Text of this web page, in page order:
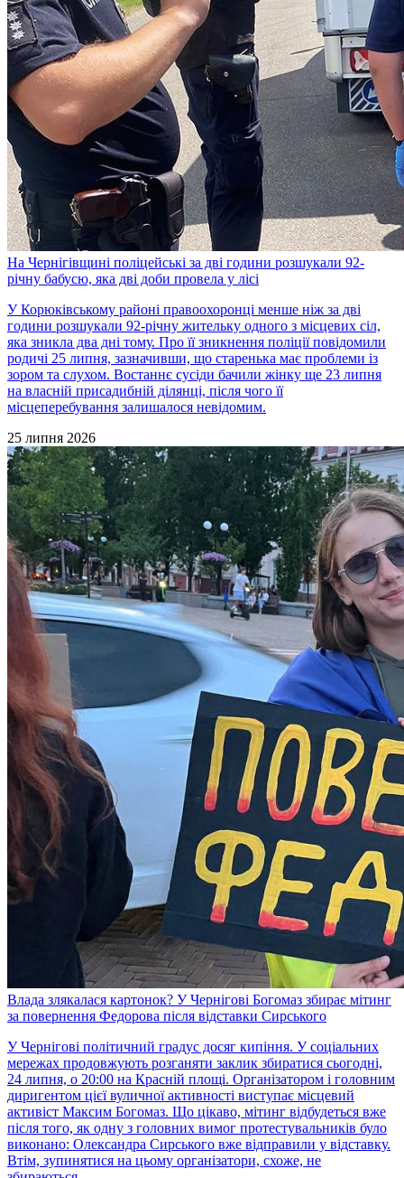
На Чернігівщині поліцейські за дві години розшукали 92-
річну бабусю, яка дві доби провела у лісі
У Корюківському районі правоохоронці менше ніж за дві
години розшукали 92-річну жительку одного з місцевих сіл,
яка зникла два дні тому. Про її зникнення поліції повідомили
родичі 25 липня, зазначивши, що старенька має проблеми із
зором та слухом. Востаннє сусіди бачили жінку ще 23 липня
на власній присадибній ділянці, після чого її
місцеперебування залишалося невідомим.
25 липня 2026
Влада злякалася картонок? У Чернігові Богомаз збирає мітинг
за повернення Федорова після відставки Сирського
У Чернігові політичний градус досяг кипіння. У соціальних
мережах продовжують розганяти заклик збиратися сьогодні,
24 липня, о 20:00 на Красній площі. Організатором і головним
диригентом цієї вуличної активності виступає місцевий
активіст Максим Богомаз. Що цікаво, мітинг відбудеться вже
після того, як одну з головних вимог протестувальників було
виконано: Олександра Сирського вже відправили у відставку.
Втім, зупинятися на цьому організатори, схоже, не